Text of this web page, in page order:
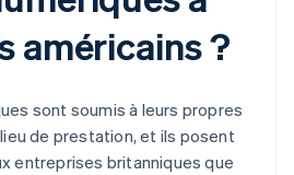
américains ?
sont soumis à leurs propres
de prestation, et ils posent
entreprises britanniques que